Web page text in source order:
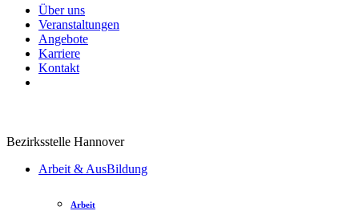
Über uns
Veranstaltungen
Angebote
Karriere
Kontakt
Bezirksstelle Hannover
Arbeit & AusBildung
Arbeit